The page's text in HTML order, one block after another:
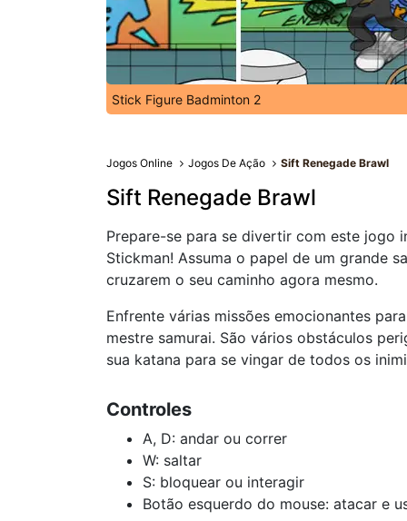
Stick Figure Badminton 2
Jogos Online Jogos De Ação Sift Renegade Brawl
Sift Renegade Brawl
Prepare-se para se divertir com este jogo
Stickman! Assuma o papel de um grande
cruzarem o seu caminho agora mesmo.
Enfrente várias missões emocionantes
mestre samurai. São vários obstáculos
sua katana para se vingar de todos os
Controles
A, D: andar ou correr
W: saltar
S: bloquear ou interagir
Botão esquerdo do mouse: atacar e